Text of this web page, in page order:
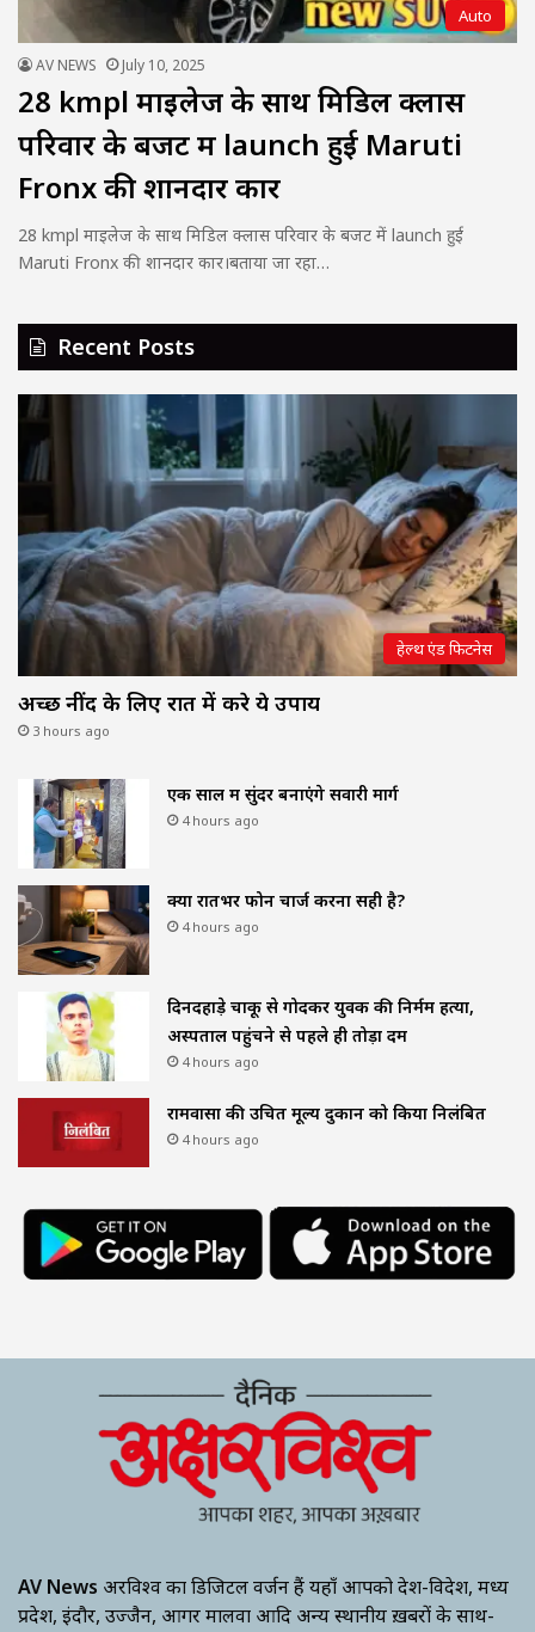
Auto
AV NEWS July 10, 2025
28 kmpl माइलेज के साथ मिडिल क्लास
परिवार के बजट में launch हुई Maruti
Fronx की शानदार कार
28 kmpl माइलेज के साथ मिडिल क्लास परिवार के बजट में launch हुई
Maruti Fronx की शानदार कार।बताया जा रहा…
Recent Posts
हेल्थ एंड फिटनेस
अच्छी नींद के लिए रात में करे ये उपाय
3 hours ago
एक साल में सुंदर बनाएंगे सवारी मार्ग
4 hours ago
क्या रातभर फोन चार्ज करना सही है?
4 hours ago
दिनदहाड़े चाकू से गोदकर युवक की निर्मम हत्या,
अस्पताल पहुंचने से पहले ही तोड़ा दम
4 hours ago
रामवासा की उचित मूल्य दुकान को किया निलंबित
4 hours ago
AV News अक्षरविश्व का डिजिटल वर्जन हैं यहाँ आपको देश-विदेश, मध्य
प्रदेश, इंदौर, उज्जैन, आगर मालवा आदि अन्य स्थानीय ख़बरों के साथ-